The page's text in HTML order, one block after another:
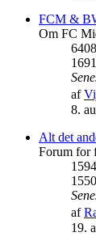
FCM &
Om FC
6408
af
8.
Alt det
Forum for
1594
af
19.